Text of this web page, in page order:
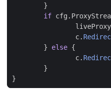
}
if cfg .
c.
}
else {
c.
}
}